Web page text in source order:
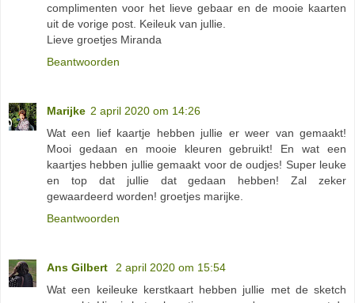
complimenten voor het lieve gebaar en de mooie kaarten
uit de vorige post. Keileuk van jullie.
Lieve groetjes Miranda
Beantwoorden
Marijke 2 april 2020 om 14:26
Wat een lief kaartje hebben jullie er weer van gemaakt!
Mooi gedaan en mooie kleuren gebruikt! En wat een
kaartjes hebben jullie gemaakt voor de oudjes! Super leuke
en top dat jullie dat gedaan hebben! Zal zeker
gewaardeerd worden! groetjes marijke.
Beantwoorden
Ans Gilbert
2 april 2020 om 15:54
Wat een keileuke kerstkaart hebben jullie met de sketch